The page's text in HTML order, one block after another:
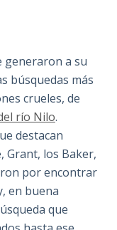
generaron a su
búsquedas más
crueles, de
río Nilo.
destacan
Grant, los Baker,
por encontrar
en buena
que